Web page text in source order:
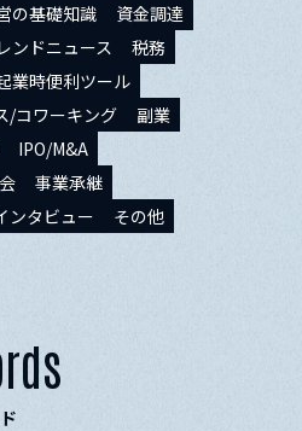
の基礎知識
資金調達
ンドニュース
税務
業時便利ツール
/コワーキング
副業
IPO/M&A
事業承継
ンタビュー
その他